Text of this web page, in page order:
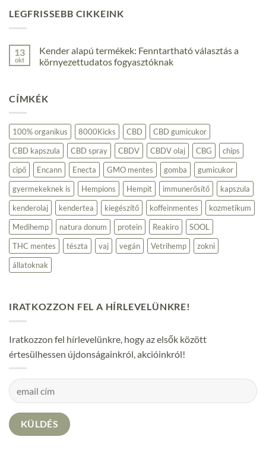
LEGFRISSEBB CIKKEINK
13
okt
Kender alapú termékek: Fenntartható választás a
környezettudatos fogyasztóknak
Kender
alapú
választás
a
környezettudatos
fogyasztóknak
bejegyzéshez
CÍMKÉK
100% organikus 8000Kicks CBD
CBD gumicukor
CBD kapszula
CBD spray CBDV CBDV olaj CBG
chips
cipő
Encann Enecta GMO mentes gomba
gumicukor
gyermekeknek is
Hempions Hempit immunerősítő
kapszula
kenderolaj
kendertea kiegészítő koffeinmentes
kozmetikum
Medihemp
natura donum protein Reakiro
SOOL
THC mentes
tészta vaj vegán Vetrihemp
zokni
állatoknak
IRATKOZZON FEL A HÍRLEVELÜNKRE!
Iratkozzon fel hírlevelünkre, hogy az elsők között
értesülhessen újdonságainkról, akcióinkról!